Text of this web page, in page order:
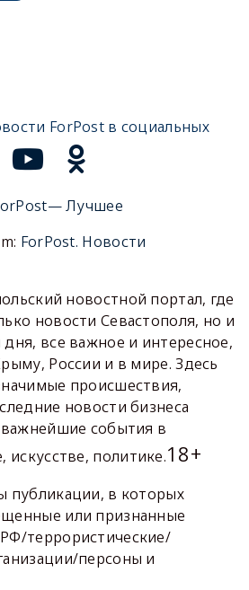
ForPost в социальных
Лучшее
ForPost. Новости
новостной портал, где
новости Севастополя, но и
все важное и интересное,
России и в мире. Здесь
происшествия,
новости бизнеса
события в
искусстве, политике.18+
публикации, в которых
или признанные
террористические/
персоны и